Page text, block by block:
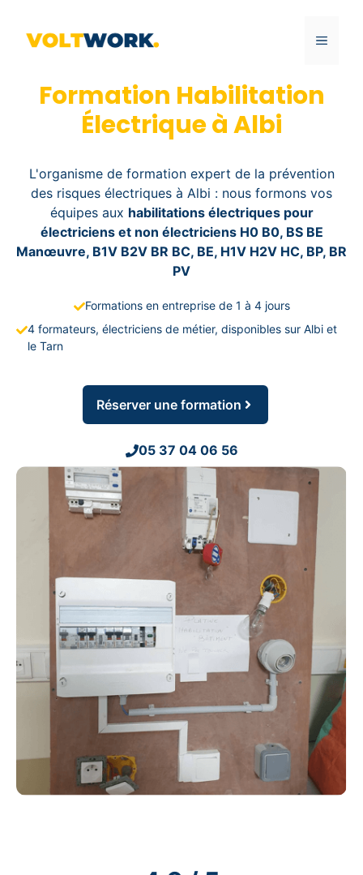
contenu
MENU
Formation Habilitation
Électrique à Albi
L'organisme de formation expert de la prévention
des risques électriques à Albi : nous formons vos
équipes aux habilitations électriques pour
électriciens et non électriciens H0 B0, BS BE
Manœuvre, B1V B2V BR BC, BE, H1V H2V HC, BP, BR
PV
Formations en entreprise de 1 à 4 jours
4 formateurs, électriciens de métier, disponibles sur Albi et
le Tarn
Réserver une formation
05 37 04 06 56